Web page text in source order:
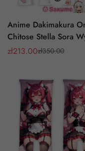
Anime Dakimakura
Chitose Stella Sora
Oppai Realistyczna
Cena
zł213.00
Cena
zł350.00